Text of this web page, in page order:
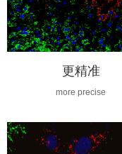
更精准
more precise